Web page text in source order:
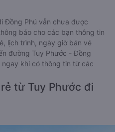
Đồng Phú vẫn chưa được
báo cho các bạn thông tin
lịch trình, ngày giờ bán vé
đường Tuy Phước - Đồng
khi có thông tin từ các
từ Tuy Phước đi